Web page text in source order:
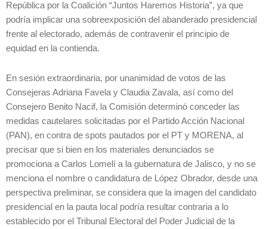
República por la Coalición “Juntos Haremos Historia”, ya que
podría implicar una sobreexposición del abanderado presidencial
frente al electorado, además de contravenir el principio de
equidad en la contienda.
En sesión extraordinaria, por unanimidad de votos de las
Consejeras Adriana Favela y Claudia Zavala, así como del
Consejero Benito Nacif, la Comisión determinó conceder las
medidas cautelares solicitadas por el Partido Acción Nacional
(PAN), en contra de spots pautados por el PT y MORENA, al
precisar que si bien en los materiales denunciados se
promociona a Carlos Lomelí a la gubernatura de Jalisco, y no se
menciona el nombre o candidatura de López Obrador, desde una
perspectiva preliminar, se considera que la imagen del candidato
presidencial en la pauta local podría resultar contraria a lo
establecido por el Tribunal Electoral del Poder Judicial de la